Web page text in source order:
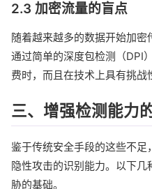
2.3 加密流量的盲点
随着越来越多的数据开始加
通过简单的深度包检测（DPI
费时，而且在技术上具有挑战
三、增强检测能力
鉴于传统安全手段的这些不
隐性攻击的识别能力。以下
胁的基础。